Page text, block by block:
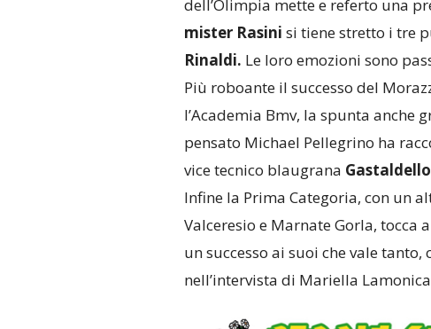
dell’Olimpia mette e referto una
mister Rasini si tiene stretto i tre
Rinaldi. Le loro emozioni sono
Più roboante il successo del
l’Academia Bmv, la spunta anche
pensato Michael Pellegrino ha
vice tecnico blaugrana Gastaldello
Infine la Prima Categoria, con un
Valceresio e Marnate Gorla,
un successo ai suoi che vale tanto,
nell’intervista di Mariella